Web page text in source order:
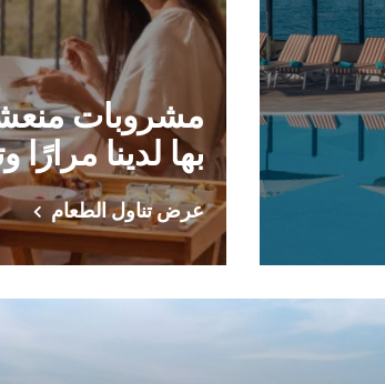
مشروبات
بها لدينا مرارًا
عرض تناول الطعام